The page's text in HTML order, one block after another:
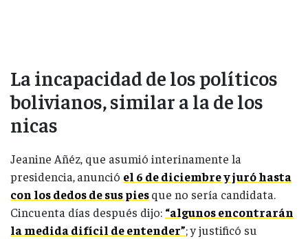
La incapacidad de los políticos
bolivianos, similar a la de los
nicas
Jeanine Añéz, que asumió interinamente la
presidencia,anunció el 6 de diciembre y juró hasta
con los dedos de sus piesque no sería candidata.
Cincuenta días después dijo: “algunos encontrarán
la medida difícil de entender”; y justificó su